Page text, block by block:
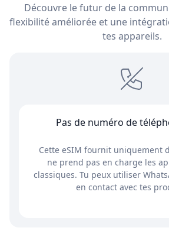
Découvre le futur de la
flexibilité améliorée et une
tes appareils.
Pas de numéro de
Cette eSIM fournit uniquement
ne prend pas en charge les
classiques. Tu peux utiliser
en contact avec tes